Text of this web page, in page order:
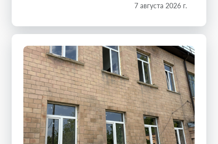
7 августа 2026 г.